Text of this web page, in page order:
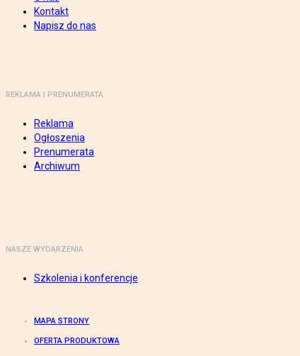
Kontakt
Napisz do nas
REKLAMA I PRENUMERATA
Reklama
Ogłoszenia
Prenumerata
Archiwum
NASZE WYDARZENIA
Szkolenia i konferencje
MAPA STRONY
OFERTA PRODUKTOWA